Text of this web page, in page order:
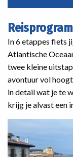
In 6 etappes fiets
Atlantische
twee kleine
avontuur vol
in detail wat je te
krijg je alvast een